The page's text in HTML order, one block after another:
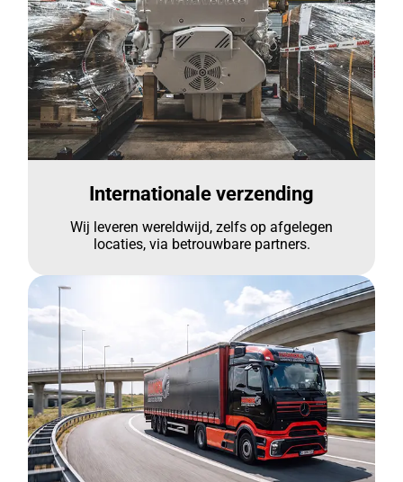
Internationale verzending
Wij leveren wereldwijd, zelfs op afgelegen
locaties, via betrouwbare partners.